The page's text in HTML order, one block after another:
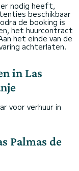
nodig heeft,
beschikbaar
de booking is
het huurcontract
het einde van de
achterlaten.
in Las
voor verhuur in
Palmas de